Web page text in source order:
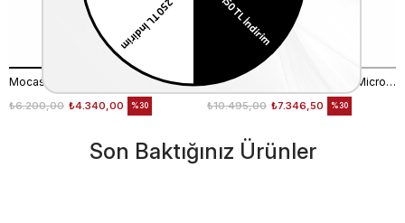
Mocassini Kadın Çizme 702-303
₺4.340,00
₺6.200,00 %30
Mocassini Kadın Hakiki Deri Microlight Taban Siyah Günlük Çizme
₺7.346,50
₺10.495,00 %30
Son Baktığınız Ürünler